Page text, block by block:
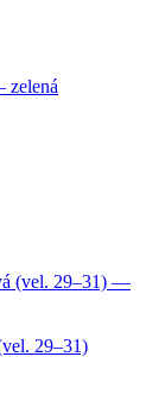
zelená
29–31)